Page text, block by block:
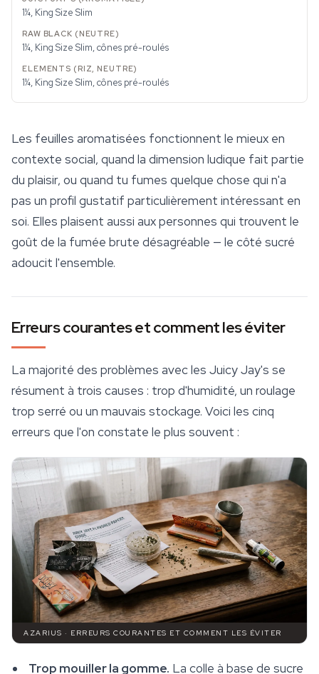
1¼, King Size Slim
1¼, King Size Slim, cônes pré-roulés
1¼, King Size Slim, cônes pré-roulés
Les feuilles aromatisées fonctionnent le mieux en
contexte social, quand la dimension ludique fait partie
du plaisir, ou quand tu fumes quelque chose qui n'a
pas un profil gustatif particulièrement intéressant en
soi. Elles plaisent aussi aux personnes qui trouvent le
goût de la fumée brute désagréable — le côté sucré
adoucit l'ensemble.
Erreurs courantes et comment les éviter
La majorité des problèmes avec les Juicy Jay's se
résument à trois causes : trop d'humidité, un roulage
trop serré ou un mauvais stockage. Voici les cinq
erreurs que l'on constate le plus souvent :
AZARIUS · ERREURS COURANTES ET COMMENT LES ÉVITER
Trop mouiller la gomme. La colle à base de sucre